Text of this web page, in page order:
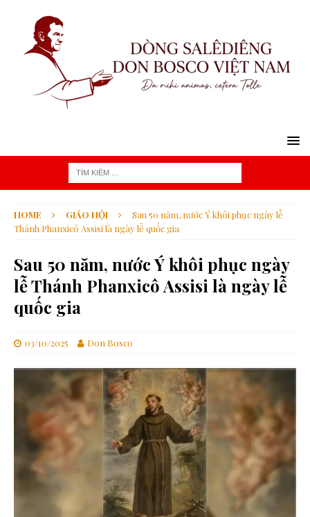
HOME GIÁO HỘI
Sau 50 năm, nước Ý khôi phục ngày lễ
Thánh Phanxicô Assisi là ngày lễ quốc gia
Sau 50 năm, nước Ý khôi phục ngày
lễ Thánh Phanxicô Assisi là ngày lễ
quốc gia
03/10/2025 Don Bosco